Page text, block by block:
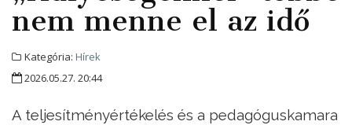
nem menne el az idő
Kategória: Hírek
2026.05.27. 20:44
A teljesítményértékelés és a pedagóguskamara